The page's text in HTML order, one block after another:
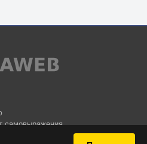
самовыражения